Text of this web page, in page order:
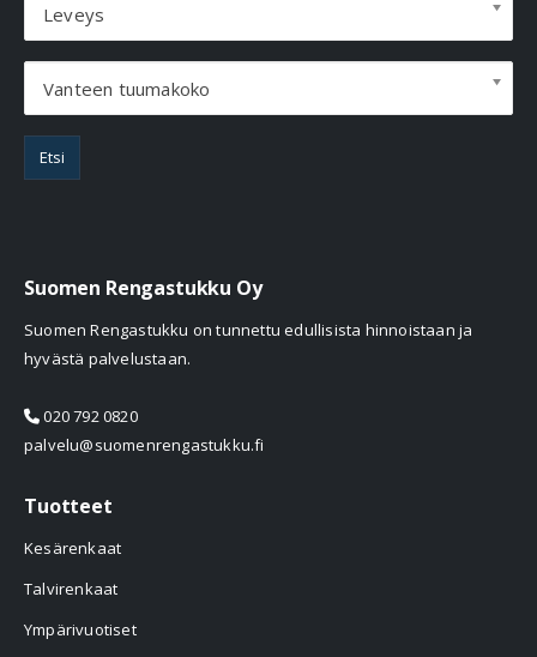
Leveys
Vanteen tuumakoko
Etsi
Suomen Rengastukku Oy
Suomen Rengastukku on tunnettu edullisista hinnoistaan ja
hyvästä palvelustaan.
020 792 0820
palvelu@suomenrengastukku.fi
Tuotteet
Kesärenkaat
Talvirenkaat
Ympärivuotiset